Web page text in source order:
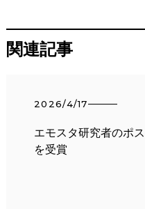
関連記事
2026/4/17
エモスタ研究者のポ
を受賞